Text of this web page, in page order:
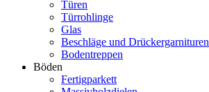
Türen
Türrohlinge
Glas
Beschläge und Drückergarnituren
Bodentreppen
Böden
Fertigparkett